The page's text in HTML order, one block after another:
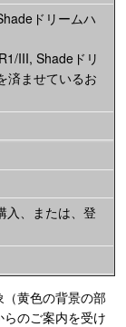
ドリームハ
III, Shadeドリ
済ませているお
入、または、登
（黄色の背景の部
のご案内を受け